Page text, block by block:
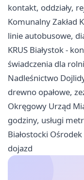
kontakt, oddziały,
Komunalny Zakład
linie autobusowe,
KRUS Białystok -
świadczenia dla
Nadleśnictwo
drewno opałowe,
Okręgowy Urząd
godziny, usługi
Białostocki
dojazd